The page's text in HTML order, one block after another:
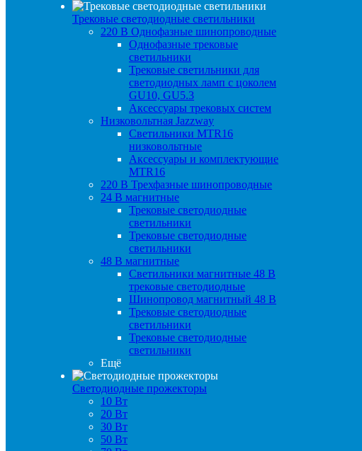
Трековые светодиодные светильники
220 B Однофазные шинопроводные
Однофазные трековые
светильники
Трековые светильники для
светодиодных ламп с цоколем
GU10, GU5.3
Аксессуары трековых систем
Низковольтная Jazzway
Светильники MTR16
низковольтные
Аксессуары и комплектующие
MTR16
220 B Трехфазные шинопроводные
24 B магнитные
Трековые светодиодные
светильники
Трековые светодиодные
светильники
48 B магнитные
Светильники магнитные 48 В
трековые светодиодные
Шинопровод магнитный 48 В
Трековые светодиодные
светильники
Трековые светодиодные
светильники
Ещё
Светодиодные прожекторы
10 Вт
20 Вт
30 Вт
50 Вт